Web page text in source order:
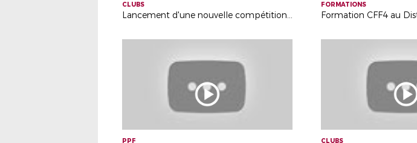
CLUBS
Lancement d'une nouvelle compétition eFoot
FORMATIONS
PPF CLUBS